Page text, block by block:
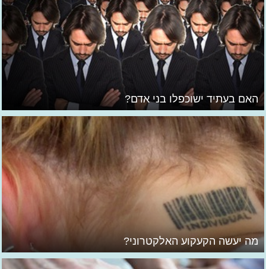
האם בעתיד ישוכפלו בני אדם?
מה יעשה הקעקוע האלקטרוני?